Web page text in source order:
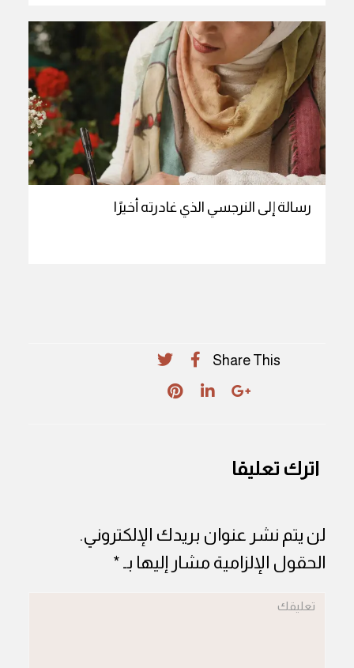
رسالة إلى النرجسي الذي غادرته أخيرًا
Share This
اترك تعليقا
لن يتم نشر عنوان بريدك الإلكتروني.
الحقول الإلزامية مشار إليها بـ *